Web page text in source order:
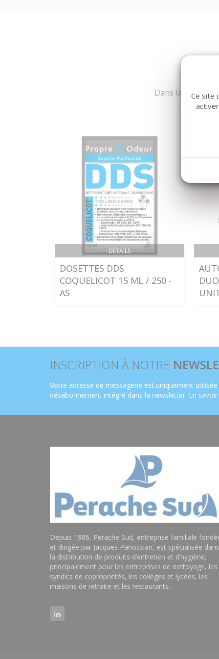
Dans la même
DÉTAILS
DOSETTES DDS
COQUELICOT 15 ML / 250 -
AS
INSCRIPTION À NOTRE
Votre adresse de messagerie est uniquement
désabonnement intégré dans la newsletter. En
Depuis 1986, Perache Sud, entreprise familiale
et dirigée par Jacques Panossian, est spécialisée dans
la distribution de produits d’entretien et d’hygiène,
principalement pour les entreprises de nettoyage, les
syndics de copropriétés, les collèges et lycées, les
maisons de retraite et les restaurants.
Ce site